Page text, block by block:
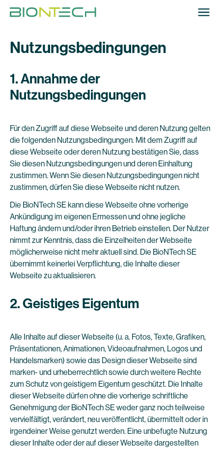
Nutzungsbedingungen
1. Annahme der
Nutzungsbedingungen
Für den Zugriff auf diese Webseite und deren Nutzung gelten
die folgenden Nutzungsbedingungen. Mit dem Zugriff auf
diese Webseite oder deren Nutzung bestätigen Sie, dass
Sie diesen Nutzungsbedingungen und deren Einhaltung
zustimmen. Wenn Sie diesen Nutzungsbedingungen nicht
zustimmen, dürfen Sie diese Webseite nicht nutzen.
Die BioNTech SE kann diese Webseite ohne vorherige
Ankündigung im eigenen Ermessen und ohne jegliche
Haftung ändern und/oder ihren Betrieb einstellen. Der Nutzer
nimmt zur Kenntnis, dass die Einzelheiten der Webseite
möglicherweise nicht mehr aktuell sind. Die BioNTech SE
übernimmt keinerlei Verpflichtung, die Inhalte dieser
Webseite zu aktualisieren.
2. Geistiges Eigentum
Alle Inhalte auf dieser Webseite (u. a. Fotos, Texte, Grafiken,
Präsentationen, Animationen, Videoaufnahmen, Logos und
Handelsmarken) sowie das Design dieser Webseite sind
marken- und urheberrechtlich sowie durch weitere Rechte
zum Schutz von geistigem Eigentum geschützt. Die Inhalte
dieser Webseite dürfen ohne die vorherige schriftliche
Genehmigung der BioNTech SE weder ganz noch teilweise
vervielfältigt, verändert, neu veröffentlicht, übermittelt oder in
irgendeiner Weise genutzt werden. Eine unbefugte Nutzung
dieser Inhalte oder der auf dieser Webseite dargestellten